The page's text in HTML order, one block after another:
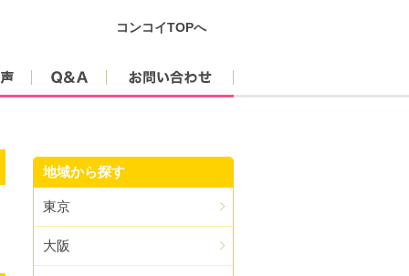
コンコイTOPへ
参加者の声
地域から探す
東京
大阪